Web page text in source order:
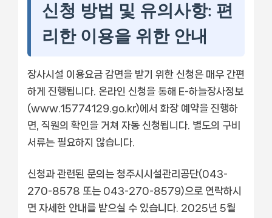
신청 방법 및 유의사항: 편
리한 이용을 위한 안내
장사시설 이용요금 감면을 받기 위한 신청은 매우 간편
하게 진행됩니다. 온라인 신청을 통해 E-하늘장사정보
(www.15774129.go.kr)에서 화장 예약을 진행하
면, 직원의 확인을 거쳐 자동 신청됩니다. 별도의 구비
서류는 필요하지 않습니다.
신청과 관련된 문의는 청주시시설관리공단(043-
270-8578 또는 043-270-8579)으로 연락하시
면 자세한 안내를 받으실 수 있습니다. 2025년 5월